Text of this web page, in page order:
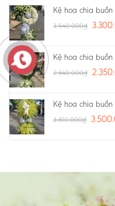
Kệ hoa chia buồn
3.540.000₫
Kệ hoa chia buồn
2.540.000₫
Kệ hoa chia buồn
3.810.000₫